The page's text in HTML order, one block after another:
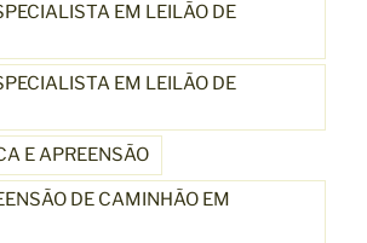
EM LEILÃO DE
EM LEILÃO DE
E APREENSÃO
DE CAMINHÃO EM